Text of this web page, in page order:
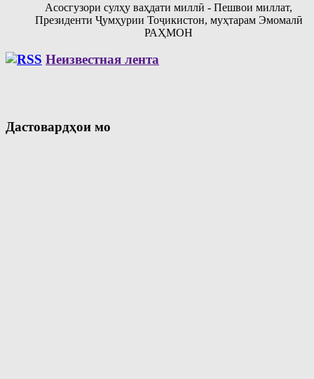
Асосгузори сулҳу ваҳдати миллӣ - Пешвои миллат,
Президенти Ҷумҳурии Тоҷикистон, муҳтарам Эмомалӣ
РАҲМОН
Неизвестная лента
Дастовардҳои мо